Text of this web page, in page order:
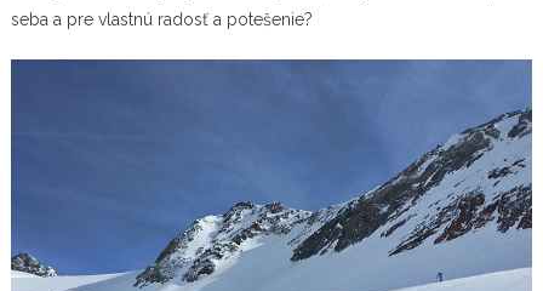
seba a pre vlastnú radosť a potešenie?